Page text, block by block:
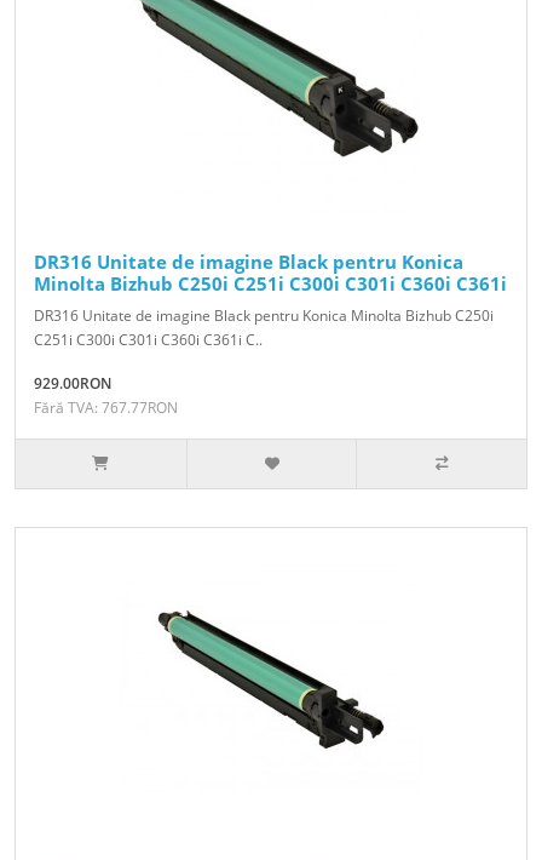
DR316 Unitate de imagine Black pentru Konica
Minolta Bizhub C250i C251i C300i C301i C360i C361i
DR316 Unitate de imagine Black pentru Konica Minolta Bizhub C250i
C251i C300i C301i C360i C361i C..
929.00RON
Fără TVA: 767.77RON